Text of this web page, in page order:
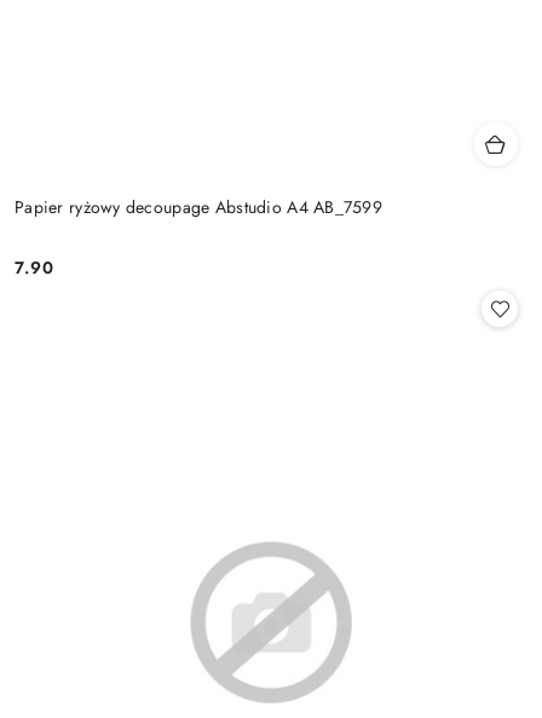
Papier ryżowy decoupage Abstudio A4 AB_7599
Cena:
7.90